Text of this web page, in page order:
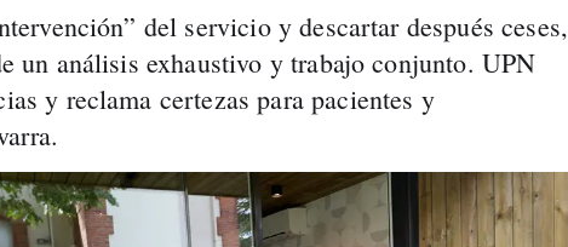
del servicio y descartar después ceses,
un análisis exhaustivo y trabajo conjunto. UPN
y reclama certezas para pacientes y